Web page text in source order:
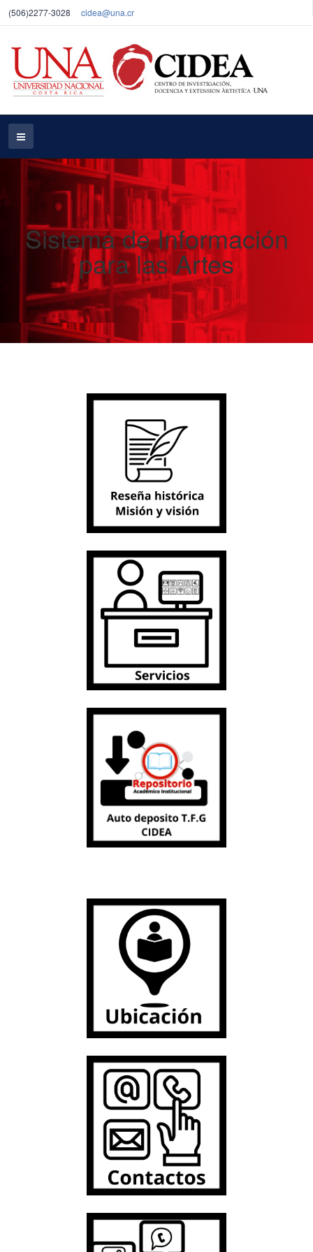
(506)2277-3028 cidea@una.cr
Sistema de Información
para las Artes